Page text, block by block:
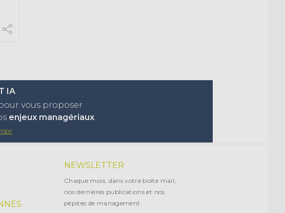
IA
vous proposer
enjeux managériaux.
NEWSLETTER
Chaque mois, dans votre boîte mail,
nos dernières publications et nos
pépites de management